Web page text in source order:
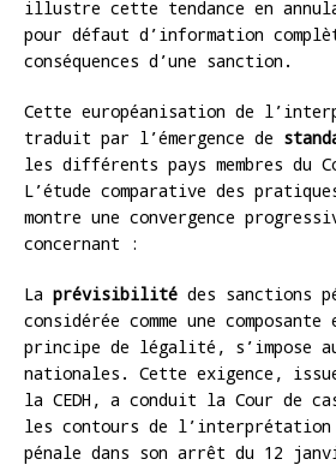
illustre cette tendance en
pour défaut d’information
conséquences d’une sanction.
Cette européanisation de
traduit par l’émergence de
les différents pays membres du
L’étude comparative des
montre une convergence
concernant :
La prévisibilité des sanctions
considérée comme une
principe de légalité, s’impose
nationales. Cette exigence,
la CEDH, a conduit la Cour de
les contours de
pénale dans son arrêt du 12